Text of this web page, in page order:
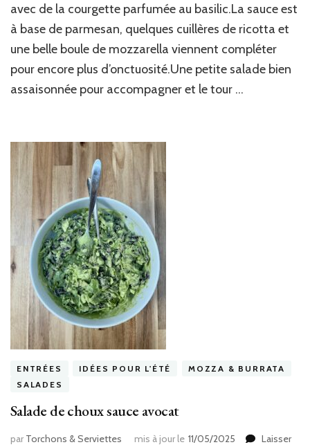
parmesan
basilic
avec de la courgette parfumée au basilic.La sauce est
à base de parmesan, quelques cuillères de ricotta et
une belle boule de mozzarella viennent compléter
pour encore plus d’onctuosité.Une petite salade bien
assaisonnée pour accompagner et le tour …
ENTRÉES IDÉES POUR L'ÉTÉ
MOZZA & BURRATA
SALADES
Salade de choux sauce avocat
par Torchons & Serviettes mis à jour le 11/05/2025
Laisser